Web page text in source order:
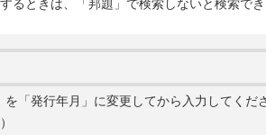
ときは、「邦題」で検索しないと検索でき
「発行年月」に変更してから入力してくだ